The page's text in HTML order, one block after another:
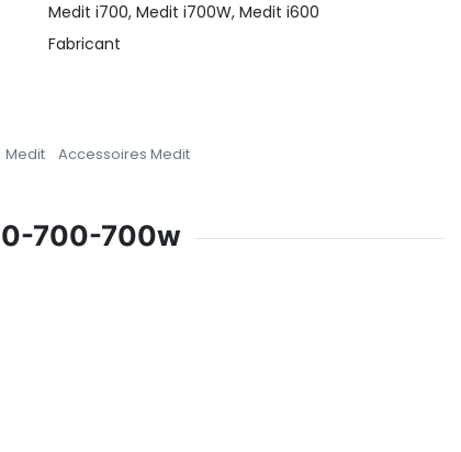
Medit i700, Medit i700W, Medit i600
Fabricant
Medit Accessoires Medit
700-700w